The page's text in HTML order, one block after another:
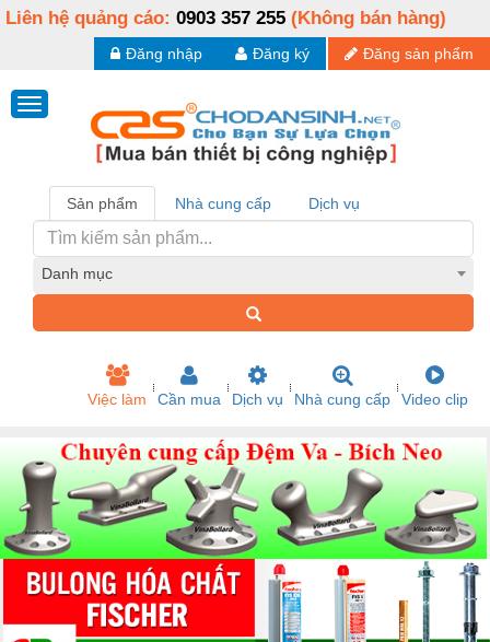
Liên hệ quảng cáo: 0903 357 255 (Không bán hàng)
Đăng sản phẩm
Đăng ký
Đăng nhập
Sản phẩm Nhà cung cấp Dịch vụ
Danh mục
Việc làm Cần mua Dịch vụ Nhà cung cấp Video clip